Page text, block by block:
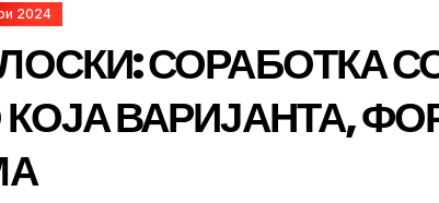
2024
СОРАБОТКА
ВАРИЈАНТА,